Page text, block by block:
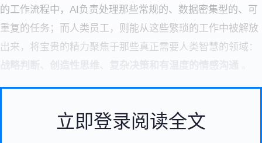
的工作流程中，AI负责处理那些常规的、数据密集型的、可
重复的任务；而人类员工，则能从这些繁琐的工作中被解放
出来，将宝贵的精力聚焦于那些真正需要人类智慧的领域：
立即登录阅读全文